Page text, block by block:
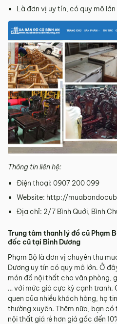
Là đơn vị uy tín, có quy mô lớn
Thông tin liên hệ:
Điện thoại: 0907 200 099
Website: http://
Địa chỉ: 2/7 Bình Quới, Bình
Trung tâm thanh lý đồ cũ Phạm
đốc cũ tại Bình Dương
Phạm Bộ là đơn vị chuyên thu
Dương uy tín có quy mô lớn. Ở
món đồ nội thất cho văn phòng,
… với mức giá cực kỳ cạnh tranh.
quen của nhiều khách hàng, họ
thường xuyên. Thêm nữa, bạn
nội thất giá rẻ hơn giá gốc đến